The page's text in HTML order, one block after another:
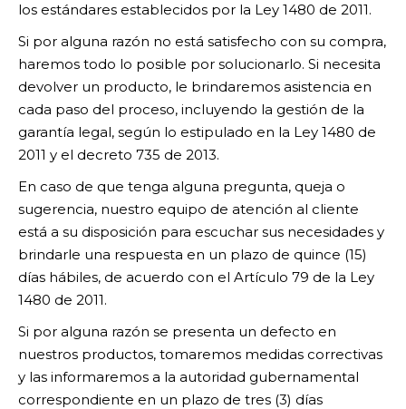
los estándares establecidos por la Ley 1480 de 2011.
Si por alguna razón no está satisfecho con su compra,
haremos todo lo posible por solucionarlo. Si necesita
devolver un producto, le brindaremos asistencia en
cada paso del proceso, incluyendo la gestión de la
garantía legal, según lo estipulado en la Ley 1480 de
2011 y el decreto 735 de 2013.
En caso de que tenga alguna pregunta, queja o
sugerencia, nuestro equipo de atención al cliente
está a su disposición para escuchar sus necesidades y
brindarle una respuesta en un plazo de quince (15)
días hábiles, de acuerdo con el Artículo 79 de la Ley
1480 de 2011.
Si por alguna razón se presenta un defecto en
nuestros productos, tomaremos medidas correctivas
y las informaremos a la autoridad gubernamental
correspondiente en un plazo de tres (3) días